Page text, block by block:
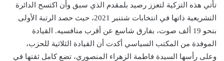
تأتي هذه التزكية لتعزز رصيد بلمقدم الذي سبق وأن اكتسح الدائرة
التشريعية ذاتها في انتخابات شتنبر 2021، حيث حصد الرتبة الأولى
بنحو 19 ألف صوت، بفارق شاسع عن أقرب منافسيه. القيادة
الموفدة من المكتب السياسي أكدت أن القيادة الثلاثية للحزب،
وعلى رأسها السيدة فاطمة الزهراء المنصوري، تضع كامل ثقتها في